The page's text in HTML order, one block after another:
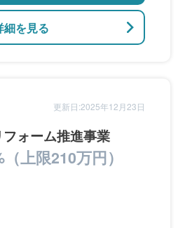
細を見る
更新日:2025年12月23日
ォーム推進事業
上限210万円）